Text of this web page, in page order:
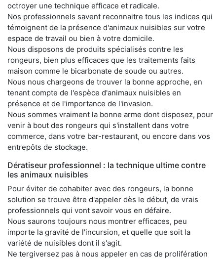
octroyer une technique efficace et radicale.
Nos professionnels savent reconnaitre tous les indices qui
témoignent de la présence d'animaux nuisibles sur votre
espace de travail ou bien à votre domicile.
Nous disposons de produits spécialisés contre les
rongeurs, bien plus efficaces que les traitements faits
maison comme le bicarbonate de soude ou autres.
Nous nous chargeons de trouver la bonne approche, en
tenant compte de l'espèce d'animaux nuisibles en
présence et de l'importance de l'invasion.
Nous sommes vraiment la bonne arme dont disposez, pour
venir à bout des rongeurs qui s'installent dans votre
commerce, dans votre bar-restaurant, ou encore dans vos
entrepôts de stockage.
Dératiseur professionnel : la technique ultime contre
les animaux nuisibles
Pour éviter de cohabiter avec des rongeurs, la bonne
solution se trouve être d'appeler dès le début, de vrais
professionnels qui vont savoir vous en défaire.
Nous saurons toujours nous montrer efficaces, peu
importe la gravité de l'incursion, et quelle que soit la
variété de nuisibles dont il s'agit.
Ne tergiversez pas à nous appeler en cas de prolifération